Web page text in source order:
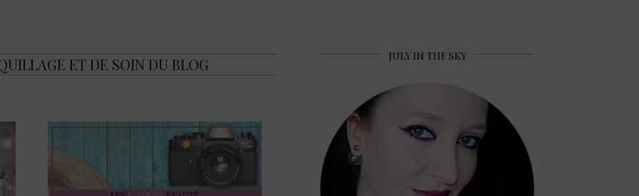
ET DE SOIN DU BLOG JULY IN THE SKY